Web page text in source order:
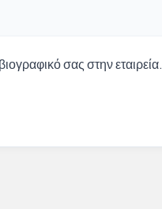
σας στην εταιρεία.